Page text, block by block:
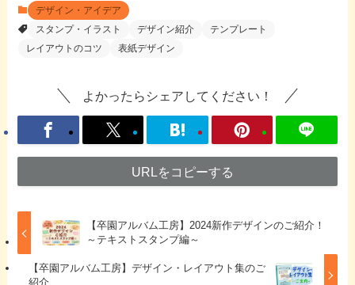
デザイン・アイデア
スタンプ・イラスト
デザイン紹介
テンプレート
レイアウトのコツ
表紙デザイン
よかったらシェアしてください！
URLをコピーする
【卒園アルバム工房】2024新作デザインのご紹介！
～テキストスタンプ編～
【卒園アルバム工房】デザイン・レイアウト集のご
紹介